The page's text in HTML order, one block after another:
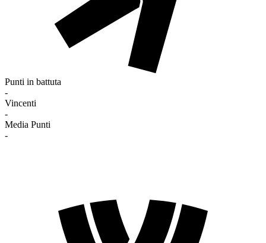
Punti in battuta
-
Vincenti
-
Media Punti
-